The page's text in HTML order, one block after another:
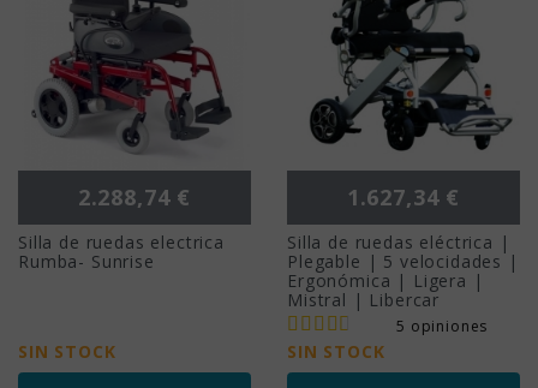
Precio
2.288,74 €
Silla de ruedas electrica
Rumba- Sunrise
SIN STOCK
Precio
1.627,34 €
Silla de ruedas eléctrica |
Plegable | 5 velocidades |
Ergonómica | Ligera |
Mistral | Libercar
5 opiniones
SIN STOCK